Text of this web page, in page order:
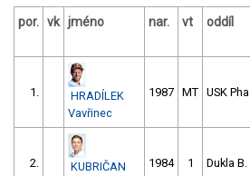
por. vk jméno nar. vt oddíl
1.
HRADÍLEK
Vavřinec
1987 MT USK Pha
2.
KUBRIČAN
1984 1 Dukla B.